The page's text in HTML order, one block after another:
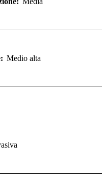
Medio alta